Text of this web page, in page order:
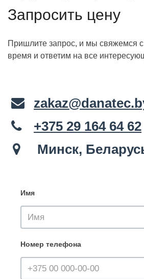
Запросить цену
Пришлите запрос, и мы свяжемся
время и ответим на все
+375 29 164 64 62
Минск,
Имя
Номер телефона